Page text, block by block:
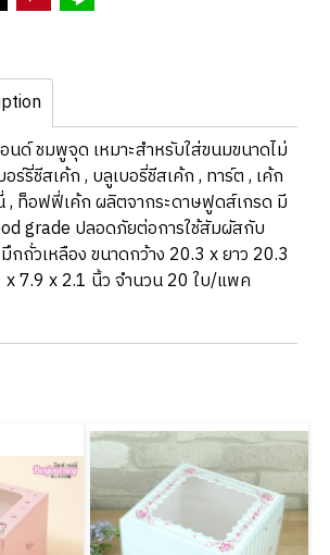
นด์ ชมพูจุด เหมาะสำหรับใส่ขนมขนาดไม่
ร์รี่ชีสเค้ก , บลูเบอรี่ชีสเค้ก , ทาร์ต , เค้ก
, ท็อฟฟี่เค้ก ผลิตจากระดาษฟูดส์เกรด มี
grade ปลอดภัยต่อการใช้สัมผัสกับ
ถั่วเหลือง ขนาดกว้าง 20.3 x ยาว 20.3
7.9 x 2.1 นิ้ว จำนวน 20 ใบ/แพค